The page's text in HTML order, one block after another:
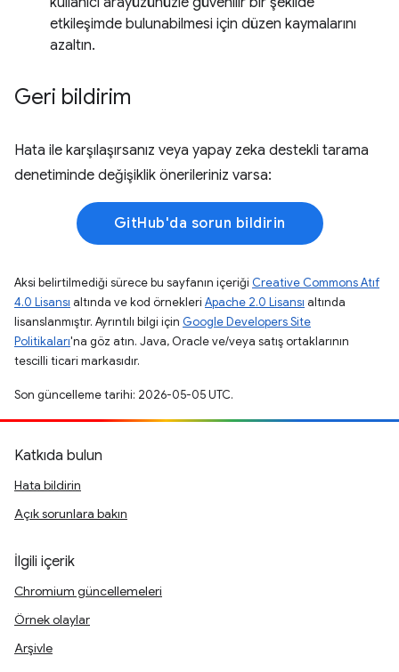
etkileşimde bulunabilmesi için düzen kaymalarını
azaltın.
Geri bildirim
Hata ile karşılaşırsanız veya yapay zeka destekli tarama
denetiminde değişiklik önerileriniz varsa:
GitHub'da sorun bildirin
Aksi belirtilmediği sürece bu sayfanın içeriği Creative Commons Atıf
4.0 Lisansı altında ve kod örnekleri Apache 2.0 Lisansı altında
lisanslanmıştır. Ayrıntılı bilgi için Google Developers Site
Politikaları'na göz atın. Java, Oracle ve/veya satış ortaklarının
tescilli ticari markasıdır.
Son güncelleme tarihi: 2026-05-05 UTC.
Katkıda bulun
Hata bildirin
Açık sorunlara bakın
İlgili içerik
Chromium güncellemeleri
Örnek olaylar
Arşivle